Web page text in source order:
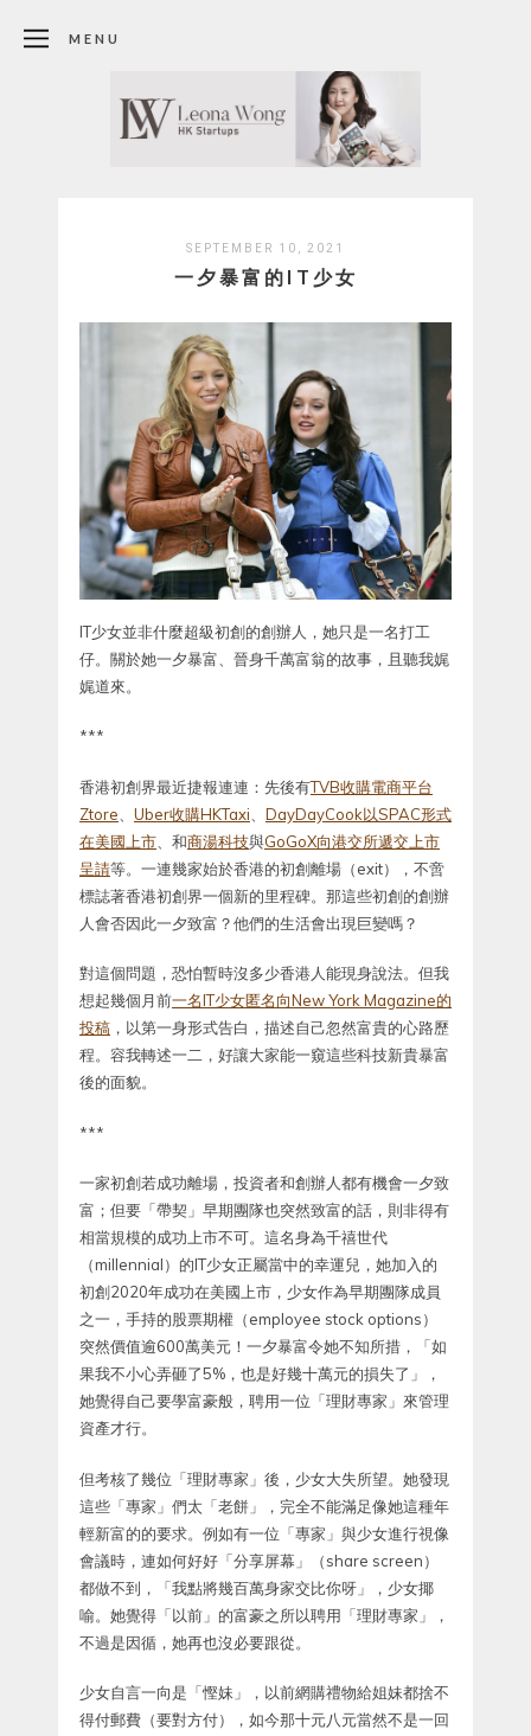
MENU
SEPTEMBER 10, 2021
一夕暴富的IT少女
IT少女並非什麼超級初創的創辦人，她只是一名打工
仔。關於她一夕暴富、晉身千萬富翁的故事，且聽我娓
娓道來。
***
香港初創界最近捷報連連：先後有TVB收購電商平台
Ztore
Uber收購HKTaxi
DayDayCook以SPAC形式
在美國上市 、和商湯科技與GoGoX向港交所遞交上市
呈請等。一連幾家始於香港的初創離場（exit），不啻
標誌著香港初創界一個新的里程碑。那這些初創的創辦
人會否因此一夕致富？他們的生活會出現巨變嗎？
對這個問題，恐怕暫時沒多少香港人能現身說法。但我
想起幾個月前一名IT少女匿名向New York Magazine的
投稿 ，以第一身形式告白，描述自己忽然富貴的心路歷
程。容我轉述一二，好讓大家能一窺這些科技新貴暴富
後的面貌。
***
一家初創若成功離場，投資者和創辦人都有機會一夕致
富；但要「帶契」早期團隊也突然致富的話，則非得有
相當規模的成功上市不可。這名身為千禧世代
（millennial）的IT少女正屬當中的幸運兒，她加入的
初創2020年成功在美國上市，少女作為早期團隊成員
之一，手持的股票期權（employee stock options）
突然價值逾600萬美元！一夕暴富令她不知所措，「如
果我不小心弄砸了5%，也是好幾十萬元的損失了」，
她覺得自己要學富豪般，聘用一位「理財專家」來管理
資產才行。
但考核了幾位「理財專家」後，少女大失所望。她發現
這些「專家」們太「老餅」，完全不能滿足像她這種年
輕新富的的要求。例如有一位「專家」與少女進行視像
會議時，連如何好好「分享屏幕」（share screen）
都做不到，「我點將幾百萬身家交比你呀」，少女揶
喻。她覺得「以前」的富豪之所以聘用「理財專家」，
不過是因循，她再也沒必要跟從。
少女自言一向是「慳妹」，以前網購禮物給姐妹都捨不
得付郵費（要對方付），如今那十元八元當然不是一回